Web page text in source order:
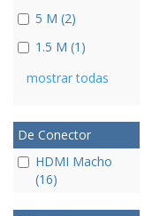
5 M (2)
1.5 M (1)
mostrar todas
De Conector
HDMI Macho
(16)